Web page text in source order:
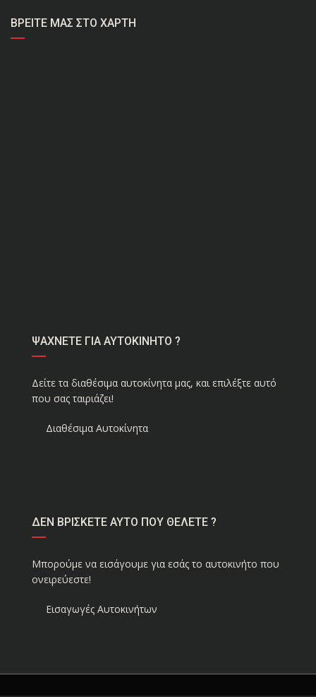
ΒΡΕΊΤΕ ΜΑΣ ΣΤΟ ΧΆΡΤΗ
ΨΑΧΝΕΤΕ ΓΙΑ ΑΥΤΟΚΙΝΗΤΟ ?
Δείτε τα διαθέσιμα αυτοκίνητα μας, και επιλέξτε αυτό
που σας ταιριάζει!
Διαθέσιμα Αυτοκίνητα
ΔΕΝ ΒΡΙΣΚΕΤΕ ΑΥΤΟ ΠΟΥ ΘΕΛΕΤΕ ?
Μπορούμε να εισάγουμε για εσάς το αυτοκινήτο που
ονειρεύεστε!
Εισαγωγές Αυτοκινήτων